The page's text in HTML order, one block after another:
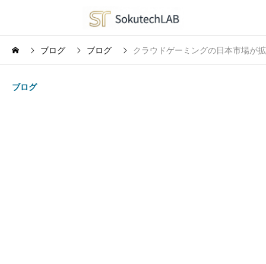
ブログ ブログ クラウドゲーミングの日本市場が
ブログ